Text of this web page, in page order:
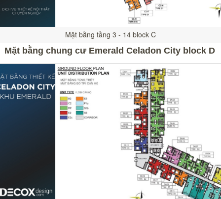
Mặt bằng tầng 3 - 14 block C
Mặt bằng chung cư Emerald Celadon City block D